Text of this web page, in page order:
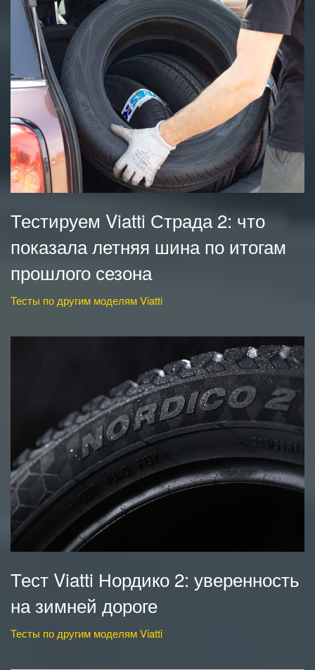
Тестируем Viatti Страда 2: что
показала летняя шина по итогам
прошлого сезона
Тесты по другим моделям Viatti
Тест Viatti Нордико 2: уверенность
на зимней дороге
Тесты по другим моделям Viatti